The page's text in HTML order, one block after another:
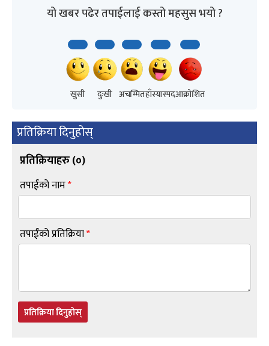
यो खबर पढेर तपाईलाई कस्तो महसुस भयो ?
खुसी दुःखी अचम्मितहाँस्यास्पदआक्रोशित
प्रतिक्रिया दिनुहोस्
प्रतिक्रियाहरु (०)
तपाईंको नाम*
तपाईंको प्रतिक्रिया*
प्रतिक्रिया दिनुहोस्